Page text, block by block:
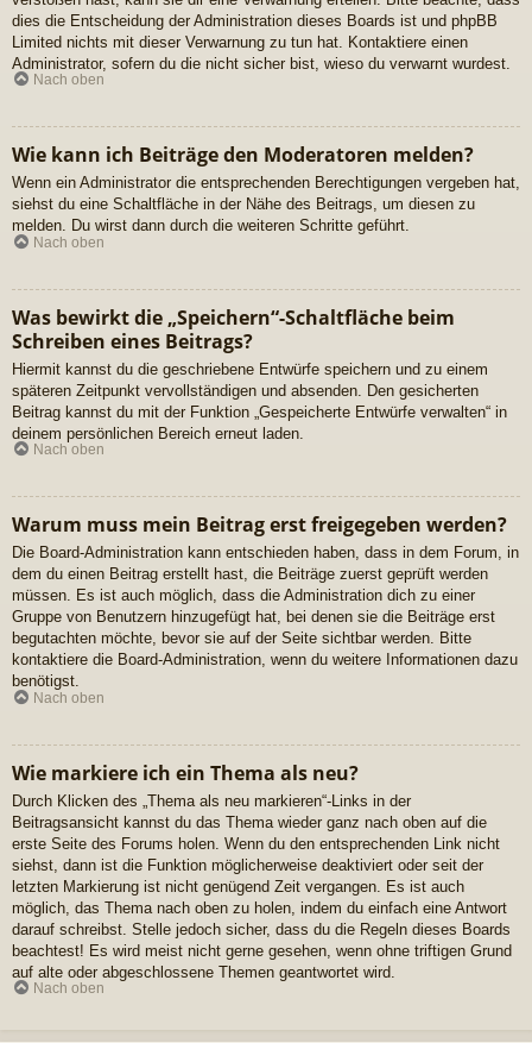
dies die Entscheidung der Administration dieses Boards ist und phpBB
Limited nichts mit dieser Verwarnung zu tun hat. Kontaktiere einen
Administrator, sofern du die nicht sicher bist, wieso du verwarnt wurdest.
Nach oben
Wie kann ich Beiträge den Moderatoren melden?
Wenn ein Administrator die entsprechenden Berechtigungen vergeben hat,
siehst du eine Schaltfläche in der Nähe des Beitrags, um diesen zu
melden. Du wirst dann durch die weiteren Schritte geführt.
Nach oben
Was bewirkt die „Speichern“-Schaltfläche beim
Schreiben eines Beitrags?
Hiermit kannst du die geschriebene Entwürfe speichern und zu einem
späteren Zeitpunkt vervollständigen und absenden. Den gesicherten
Beitrag kannst du mit der Funktion „Gespeicherte Entwürfe verwalten“ in
deinem persönlichen Bereich erneut laden.
Nach oben
Warum muss mein Beitrag erst freigegeben werden?
Die Board-Administration kann entschieden haben, dass in dem Forum, in
dem du einen Beitrag erstellt hast, die Beiträge zuerst geprüft werden
müssen. Es ist auch möglich, dass die Administration dich zu einer
Gruppe von Benutzern hinzugefügt hat, bei denen sie die Beiträge erst
begutachten möchte, bevor sie auf der Seite sichtbar werden. Bitte
kontaktiere die Board-Administration, wenn du weitere Informationen dazu
benötigst.
Nach oben
Wie markiere ich ein Thema als neu?
Durch Klicken des „Thema als neu markieren“-Links in der
Beitragsansicht kannst du das Thema wieder ganz nach oben auf die
erste Seite des Forums holen. Wenn du den entsprechenden Link nicht
siehst, dann ist die Funktion möglicherweise deaktiviert oder seit der
letzten Markierung ist nicht genügend Zeit vergangen. Es ist auch
möglich, das Thema nach oben zu holen, indem du einfach eine Antwort
darauf schreibst. Stelle jedoch sicher, dass du die Regeln dieses Boards
beachtest! Es wird meist nicht gerne gesehen, wenn ohne triftigen Grund
auf alte oder abgeschlossene Themen geantwortet wird.
Nach oben